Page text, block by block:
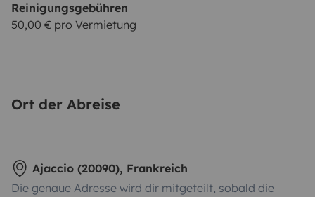
Reinigungsgebühren
50,00 € pro Vermietung
Ort der Abreise
Ajaccio (20090), Frankreich
Die genaue Adresse wird dir mitgeteilt, sobald die